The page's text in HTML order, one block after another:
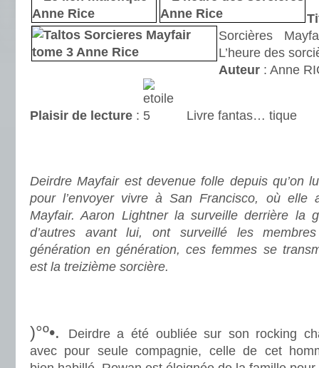
Sorcières
L’heure des
Auteur : Anne
Plaisir de lecture :
Livre fantas… tique
Deirdre Mayfair est devenue folle depuis qu’on
pour l’envoyer vivre à San Francisco, où elle
Mayfair. Aaron Lightner la surveille derrière la
d’autres avant lui, ont surveillé les
génération en génération, ces femmes se
est la treizième sorcière.
)°º•.
Deirdre a été oubliée sur son rocking
avec pour seule compagnie, celle de cet